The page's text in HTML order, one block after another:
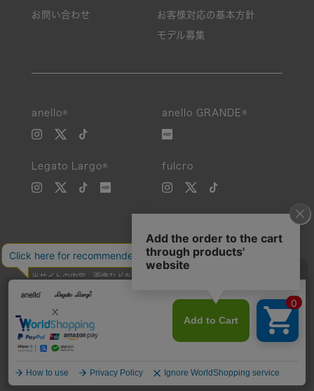
お問い合わせ お客様対応の基本方針
モデル募集
anello® anello GRANDE®
Legato Largo® fulcro
当サイトの内容、画像などを無断で複製、転載、第三者への譲渡などを
Unauthorized reproduction, duplication, or redistribution of any
images or content from this website is strictly prohibited.